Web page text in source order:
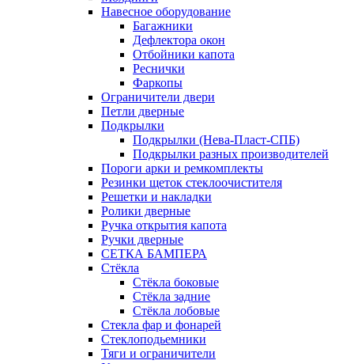
Навесное оборудование
Багажники
Дефлектора окон
Отбойники капота
Реснички
Фаркопы
Ограничители двери
Петли дверные
Подкрылки
Подкрылки (Нева-Пласт-СПБ)
Подкрылки разных производителей
Пороги арки и ремкомплекты
Резинки щеток стеклоочистителя
Решетки и накладки
Ролики дверные
Ручка открытия капота
Ручки дверные
СЕТКА БАМПЕРА
Стёкла
Стёкла боковые
Стёкла задние
Стёкла лобовые
Стекла фар и фонарей
Стеклоподьемники
Тяги и ограничители